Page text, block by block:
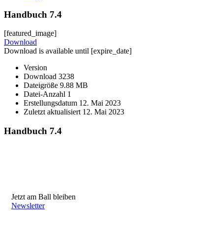
Handbuch 7.4
[featured_image]
Download
Download is available until [expire_date]
Version
Download 3238
Dateigröße 9.88 MB
Datei-Anzahl 1
Erstellungsdatum 12. Mai 2023
Zuletzt aktualisiert 12. Mai 2023
Handbuch 7.4
Jetzt am Ball bleiben
Newsletter